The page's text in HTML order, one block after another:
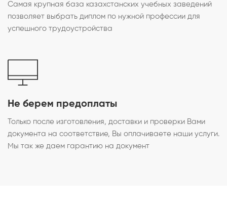
Самая крупная база казахстанских учебных заведений
позволяет выбрать диплом по нужной профессии для
успешного трудоустройства
Не берем предоплаты
Только после изготовления, доставки и проверки Вами
документа на соответствие, Вы оплачиваете наши услуги.
Мы так же даем гарантию на документ